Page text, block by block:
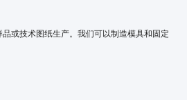
或技术图纸生产。我们可以制造模具和固定